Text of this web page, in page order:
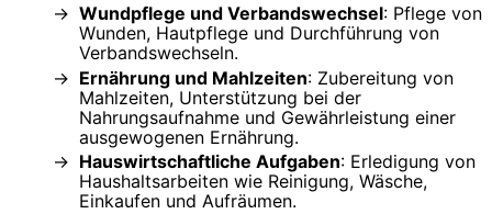
Wundpflege und Verbandswechsel: Pflege von
Wunden, Hautpflege und Durchführung von
Verbandswechseln.
Ernährung und Mahlzeiten: Zubereitung von
Mahlzeiten, Unterstützung bei der
Nahrungsaufnahme und Gewährleistung einer
ausgewogenen Ernährung.
Hauswirtschaftliche Aufgaben: Erledigung von
Haushaltsarbeiten wie Reinigung, Wäsche,
Einkaufen und Aufräumen.